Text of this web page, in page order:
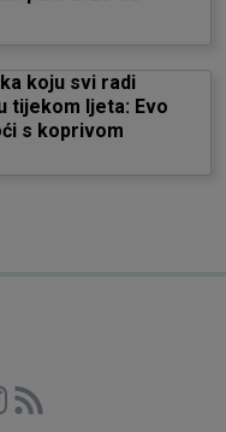
koju svi radi
tijekom ljeta: Evo
s koprivom